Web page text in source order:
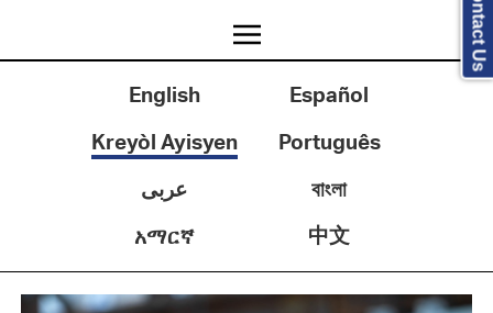
English
Español
Kreyòl Ayisyen
Português
عربى
বাংলা
አማርኛ
中文
Contact Us